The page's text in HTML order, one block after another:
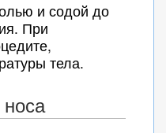
и содой до
При
тела.